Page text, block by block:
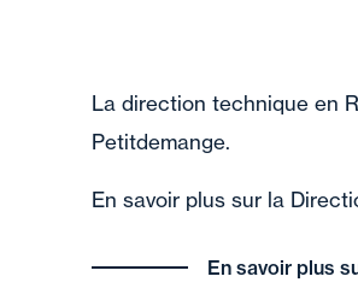
La direction technique en
Petitdemange.
En savoir plus sur la
En savoir plus